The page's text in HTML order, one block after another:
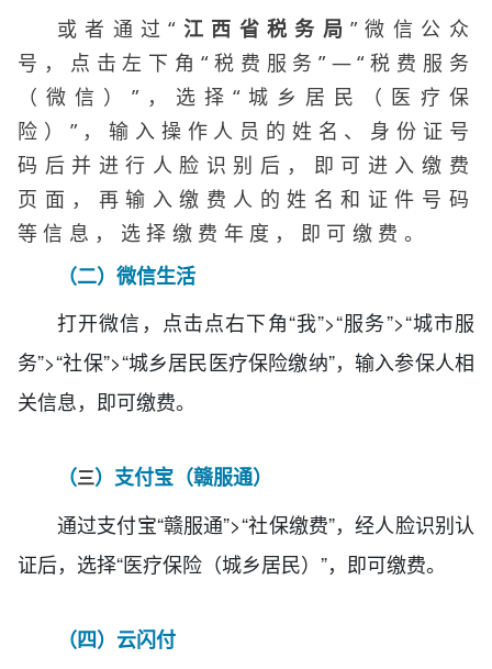
或者通过“ 江西省税务局”微信公众
号，点击左下角“税费服务”—“ 税费服务
（微信）”，选择“城乡居民（医疗保
险）”，输入操作人员的姓名、身份证号
码后并进行人脸识别后，即可进入缴费
页面，再输入缴费人的姓名和证件号码
等信息，选择缴费年度，即可缴费。
（二）微信生活
打开微信，点击点右下角“我”>“服务”>“城市服
务”>“社保”>“城乡居民医疗保险缴纳”，输入参保人相
关信息，即可缴费。
（三） 支付宝 （赣服通）
通过支付宝“赣服通”>“社保缴费”，经人脸识别认
证后，选择“医疗保险（城乡居民）”，即可缴费。
（四）云闪付